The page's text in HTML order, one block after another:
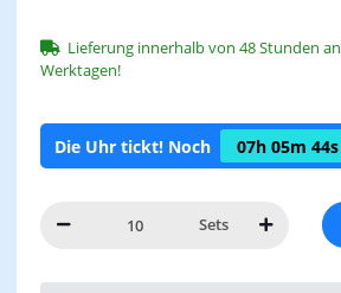
Lieferung innerhalb von 48 Stunden an
Werktagen!
Die Uhr tickt! Noch 07h 05m 44s
Sets